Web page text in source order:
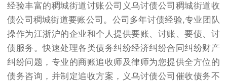
经验丰富的稠城街道讨账公司义乌讨债公司稠城街道收
债公司稠城街道要账公司。公司多年讨债经验,专业团队
操作为江浙沪的企业和个人提供要账、讨账、要债、讨
债服务。快速处理各类债务纠纷经济纠纷合同纠纷财产
纠纷问题，专业的商账追收师及律师为您提供全方位的
债务咨询，并制定追收方案，义乌讨债公司催收债务不